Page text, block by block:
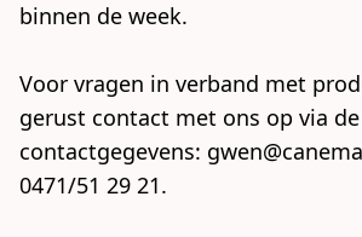
binnen de week.
Voor vragen in verband met
gerust contact met ons op via de
contactgegevens:
0471/51 29 21.